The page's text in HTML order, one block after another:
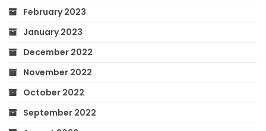
February 2023
January 2023
December 2022
November 2022
October 2022
September 2022